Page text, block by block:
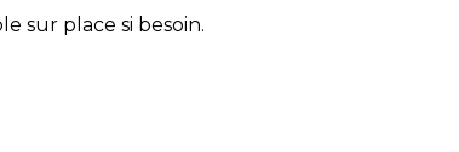
sur place si besoin.